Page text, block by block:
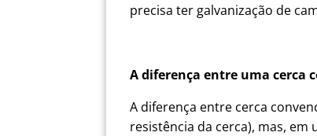
precisa ter galvanização de
A diferença entre uma cerca
A diferença entre cerca
resistência da cerca), mas,